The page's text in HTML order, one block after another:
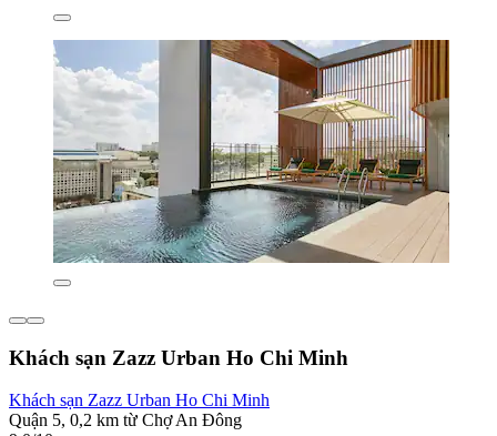
Khách sạn Zazz Urban Ho Chi Minh
Khách sạn Zazz Urban Ho Chi Minh
Quận 5, 0,2 km từ Chợ An Đông